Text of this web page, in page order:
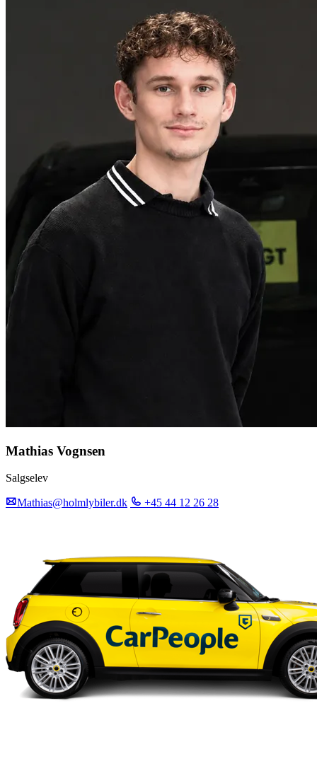
Mathias Vognsen
Salgselev
Mathias@holmlybiler.dk +45 44 12 26 28